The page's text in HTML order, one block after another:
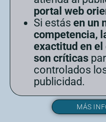
portal web
Si estás en un
competencia,
exactitud en el
son críticas
controlados
publicidad.
MÁS